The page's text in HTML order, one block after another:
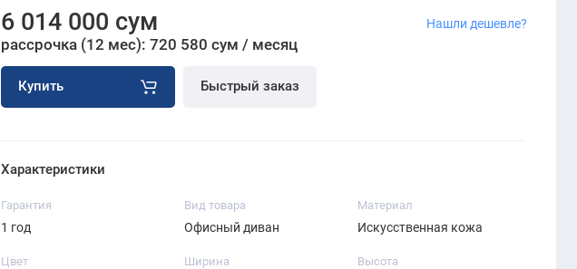
6 014 000 сум
рассрочка (12 мес): 720 580 сум / месяц
Купить Быстрый заказ
Нашли дешевле?
Характеристики
Гарантия
1 год
Вид товара
Офисный диван
Материал
Искусственная кожа
Цвет Ширина Высота